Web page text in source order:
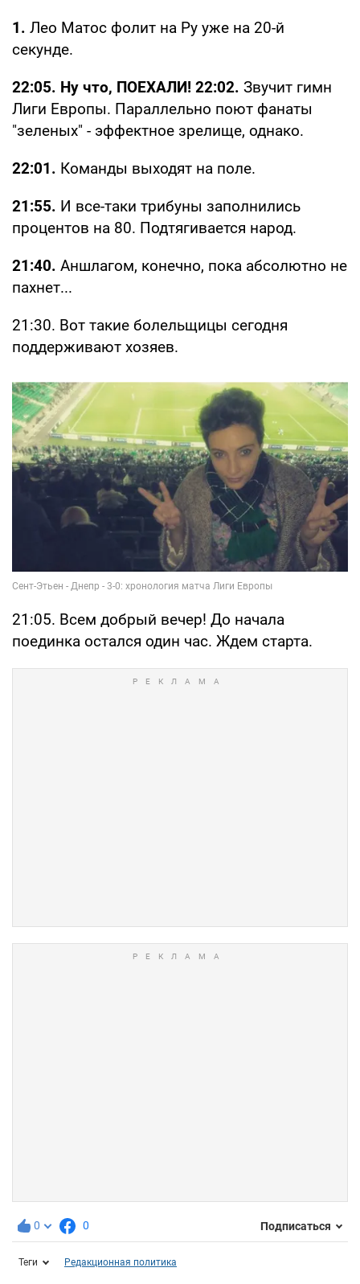
1. Лео Матос фолит на Ру уже на 20-й
секунде.
22:05. Ну что, ПОЕХАЛИ! 22:02. Звучит гимн
Лиги Европы. Параллельно поют фанаты
"зеленых" - эффектное зрелище, однако.
22:01. Команды выходят на поле.
21:55. И все-таки трибуны заполнились
процентов на 80. Подтягивается народ.
21:40. Аншлагом, конечно, пока абсолютно не
пахнет...
21:30. Вот такие болельщицы сегодня
поддерживают хозяев.
21:05. Всем добрый вечер! До начала
поединка остался один час. Ждем старта.
0 0 Подписаться
Теги Редакционная политика